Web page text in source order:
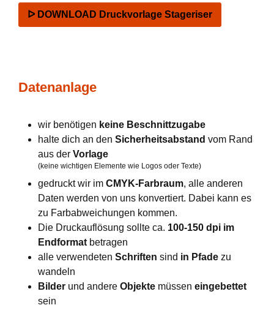
ᐅ DOWNLOAD Druckvorlage Stageriser
Datenanlage
wir benötigen keine Beschnittzugabe
halte dich an den Sicherheitsabstand vom Rand
aus der Vorlage
(keine wichtigen Elemente wie Logos oder Texte)
gedruckt wir im CMYK-Farbraum, alle anderen
Daten werden von uns konvertiert. Dabei kann es
zu Farbabweichungen kommen.
Die Druckauflösung sollte ca. 100-150 dpi im
Endformat betragen
alle verwendeten Schriften sind in Pfade zu
wandeln
Bilder und andere Objekte müssen eingebettet
sein